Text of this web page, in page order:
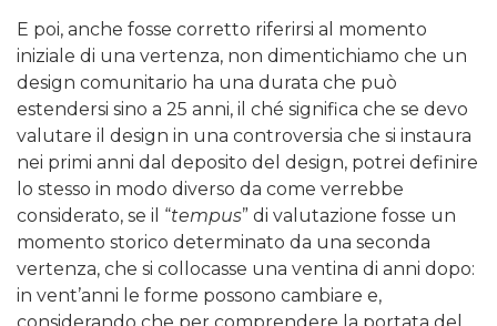
E poi, anche fosse corretto riferirsi al momento
iniziale di una vertenza, non dimentichiamo che un
design comunitario ha una durata che può
estendersi sino a 25 anni, il ché significa che se devo
valutare il design in una controversia che si instaura
nei primi anni dal deposito del design, potrei definire
lo stesso in modo diverso da come verrebbe
considerato, se il “tempus” di valutazione fosse un
momento storico determinato da una seconda
vertenza, che si collocasse una ventina di anni dopo:
in vent’anni le forme possono cambiare e,